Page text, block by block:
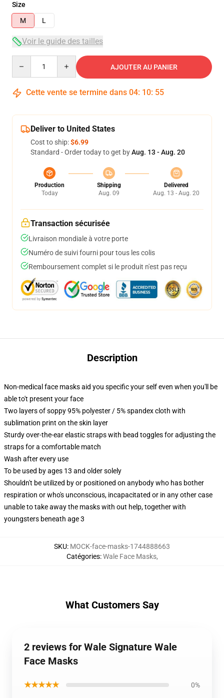
Size
M
L
Voir le guide des tailles
AJOUTER AU PANIER
Cette vente se termine dans 04: 10: 54
Deliver to United States
Cost to ship:$6.99
Standard - Order today to get byAug. 13 - Aug. 20
Production
Today
Shipping
Aug. 09
Delivered
Aug. 13 - Aug. 20
Transaction sécurisée
Livraison mondiale à votre porte
Numéro de suivi fourni pour tous les colis
Remboursement complet si le produit n'est pas reçu
Description
Non-medical face masks aid you specific your self even when you'll be
able to't present your face
Two layers of soppy 95% polyester / 5% spandex cloth with
sublimation print on the skin layer
Sturdy over-the-ear elastic straps with bead toggles for adjusting the
straps for a comfortable match
Wash after every use
To be used by ages 13 and older solely
Shouldn't be utilized by or positioned on anybody who has bother
respiration or who's unconscious, incapacitated or in any other case
unable to take away the masks with out help, together with
youngsters beneath age 3
SKU: MOCK-face-masks-1744888663
Catégories:Wale Face Masks,
What Customers Say
2 reviews for Wale Signature Wale
Face Masks
★★★★★ 0%